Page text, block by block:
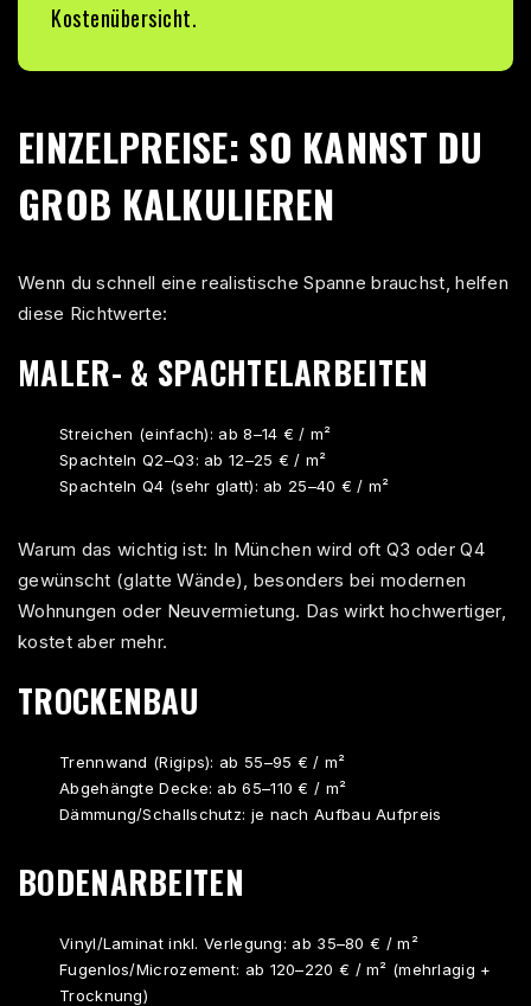
Kostenübersicht.
EINZELPREISE: SO KANNST DU
GROB KALKULIEREN
Wenn du schnell eine realistische Spanne brauchst, helfen
diese Richtwerte:
MALER- & SPACHTELARBEITEN
Streichen (einfach): ab 8–14 € / m²
Spachteln Q2–Q3: ab 12–25 € / m²
Spachteln Q4 (sehr glatt): ab 25–40 € / m²
Warum das wichtig ist: In München wird oft Q3 oder Q4
gewünscht (glatte Wände), besonders bei modernen
Wohnungen oder Neuvermietung. Das wirkt hochwertiger,
kostet aber mehr.
TROCKENBAU
Trennwand (Rigips): ab 55–95 € / m²
Abgehängte Decke: ab 65–110 € / m²
Dämmung/Schallschutz: je nach Aufbau Aufpreis
BODENARBEITEN
Vinyl/Laminat inkl. Verlegung: ab 35–80 € / m²
Fugenlos/Microzement: ab 120–220 € / m² (mehrlagig +
Trocknung)